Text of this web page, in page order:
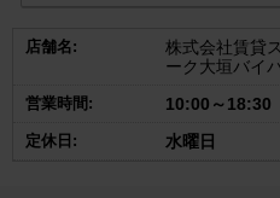
店舗名:
株式会社賃貸
ーク大垣バイ
営業時間: 10:00～18:30
定休日: 水曜日